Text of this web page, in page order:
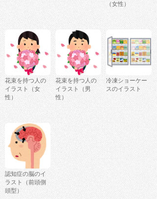
（女性）
花束を持つ人の
イラスト（女
性）
花束を持つ人の
イラスト（男
性）
冷凍ショーケー
スのイラスト
認知症の脳のイ
ラスト（前頭側
頭型）